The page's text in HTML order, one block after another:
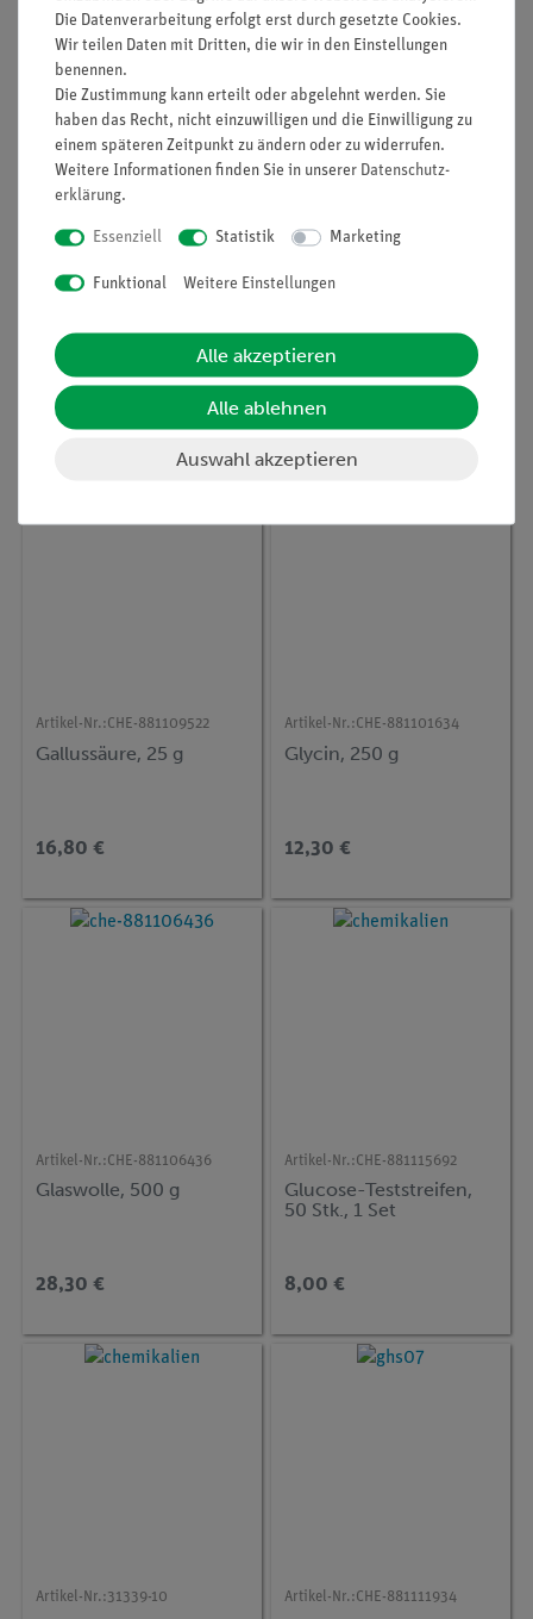
Artikel-Nr.:CHE-881101041
24,10 €
Artikel-Nr.:
5,40 €
Artikel-Nr.:CHE-881109522
Gallussäure, 25 g
16,80 €
Artikel-Nr.:CHE-881101634
Glycin, 250 g
12,30 €
Artikel-Nr.:CHE-881106436
Glaswolle, 500 g
28,30 €
Artikel-Nr.:CHE-881115692
Glucose-Teststreifen,
50 Stk., 1 Set
8,00 €
Artikel-Nr.:31339-10 Artikel-Nr.:CHE-881111934
Die Datenverarbeitung erfolgt erst durch gesetzte Cookies.
Wir teilen Daten mit Dritten, die wir in den Einstellungen
benennen.
Die Zustimmung kann erteilt oder abgelehnt werden. Sie
haben das Recht, nicht einzuwilligen und die Einwilligung zu
einem späteren Zeitpunkt zu ändern oder zu widerrufen.
Weitere Informationen finden Sie in unserer Daten­schutz­
erklärung.
Essenziell Statistik Marketing
Funktional Weitere Einstellungen
Alle akzeptieren
Alle ablehnen
Auswahl akzeptieren